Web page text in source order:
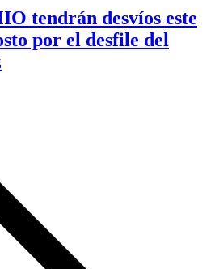
tendrán desvíos este
por el desfile del